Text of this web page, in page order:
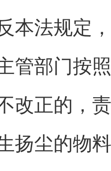
本法规定
管部门按
改正的，
扬尘的物